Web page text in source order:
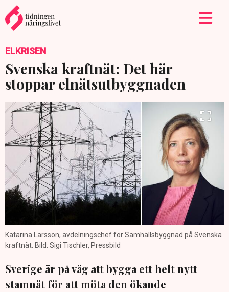
ELKRISEN
Svenska kraftnät: Det här
stoppar elnätsutbyggnaden
Katarina Larsson, avdelningschef för Samhällsbyggnad på Svenska
kraftnät. Bild: Sigi Tischler, Pressbild
Sverige är på väg att bygga ett helt nytt
stamnät för att möta den ökande